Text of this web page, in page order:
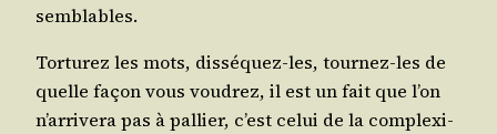
semblables.
Tor­tu­rez les mots, dis­sé­quez-les, tour­nez-les de
quelle façon vous vou­drez, il est un fait que l’on
n’ar­ri­ve­ra pas à pal­lier, c’est celui de la com­plexi­